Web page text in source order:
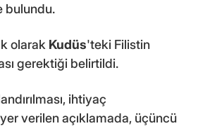
bulundu.
olarak Kudüs'teki Filistin
gerektiği belirtildi.
ihtiyaç
verilen açıklamada, üçüncü